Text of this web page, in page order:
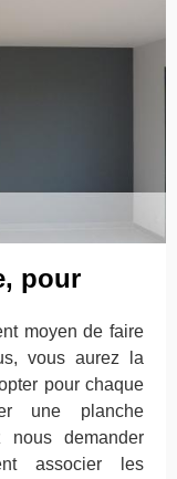
pour
moyen de faire
vous aurez la
pour chaque
une planche
nous demander
associer les